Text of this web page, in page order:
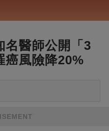
名醫師公開「3
癌風險降20%